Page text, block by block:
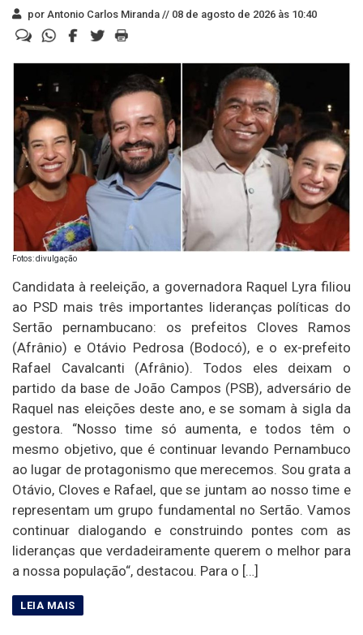
por Antonio Carlos Miranda // 08 de agosto de 2026 às 10:40
Fotos: divulgação
Candidata à reeleição, a governadora Raquel Lyra filiou
ao PSD mais três importantes lideranças políticas do
Sertão pernambucano: os prefeitos Cloves Ramos
(Afrânio) e Otávio Pedrosa (Bodocó), e o ex-prefeito
Rafael Cavalcanti (Afrânio). Todos eles deixam o
partido da base de João Campos (PSB), adversário de
Raquel nas eleições deste ano, e se somam à sigla da
gestora. “Nosso time só aumenta, e todos têm o
mesmo objetivo, que é continuar levando Pernambuco
ao lugar de protagonismo que merecemos. Sou grata a
Otávio, Cloves e Rafael, que se juntam ao nosso time e
representam um grupo fundamental no Sertão. Vamos
continuar dialogando e construindo pontes com as
lideranças que verdadeiramente querem o melhor para
a nossa população“, destacou. Para o […]